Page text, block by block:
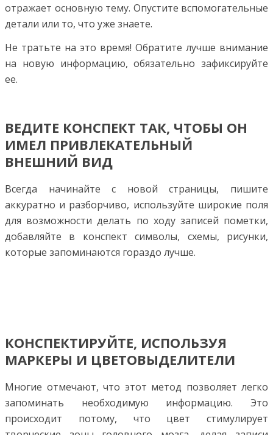
отражает основную тему. Опустите вспомогательные
детали или то, что уже знаете.
Не тратьте на это время! Обратите лучше внимание
на новую информацию, обязательно зафиксируйте
ее.
ВЕДИТЕ КОНСПЕКТ ТАК, ЧТОБЫ ОН
ИМЕЛ ПРИВЛЕКАТЕЛЬНЫЙ
ВНЕШНИЙ ВИД
Всегда начинайте с новой страницы, пишите
аккуратно и разборчиво, используйте широкие поля
для возможности делать по ходу записей пометки,
добавляйте в конспект символы, схемы, рисунки,
которые запоминаются гораздо лучше.
КОНСПЕКТИРУЙТЕ, ИСПОЛЬЗУЯ
МАРКЕРЫ И ЦВЕТОВЫДЕЛИТЕЛИ
Многие отмечают, что этот метод позволяет легко
запоминать необходимую информацию. Это
происходит потому, что цвет стимулирует